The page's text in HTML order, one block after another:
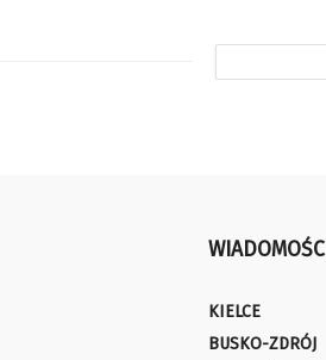
KIELCE
BUSKO-ZDRÓJ